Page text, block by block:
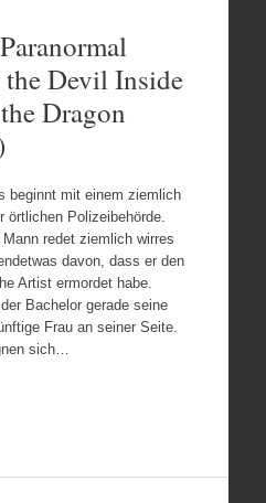
Devil Inside
Dragon
beginnt mit einem ziemlich
örtlichen Polizeibehörde.
redet ziemlich wirres
davon, dass er den
Artist ermordet habe.
Bachelor gerade seine
Frau an seiner Seite.
sich…